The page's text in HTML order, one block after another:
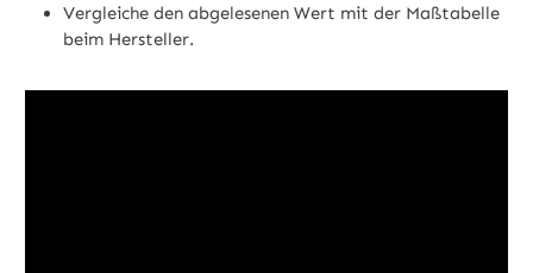
Vergleiche den abgelesenen Wert mit der Maßtabelle
beim Hersteller.